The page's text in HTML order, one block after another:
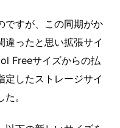
ですが、この同期がか
違ったと思い拡張サイ
Freeサイズからの払
したストレージサイ
。